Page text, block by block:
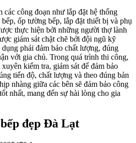
các công đoạn như lắp đặt hệ thống
ốp tường bếp, lắp đặt thiết bị và phụ
thực hiện bởi những người thợ lành
giám sát chặt chẽ bởi đội ngũ kỹ
phải đảm bảo chất lượng, đúng
với gia chủ. Trong quá trình thi công,
kiểm tra, giám sát để đảm bảo
tiến độ, chất lượng và theo đúng bản
nhàng giữa các bên sẽ đảm bảo công
nhất, mang đến sự hài lòng cho gia
đẹp Đà Lạt